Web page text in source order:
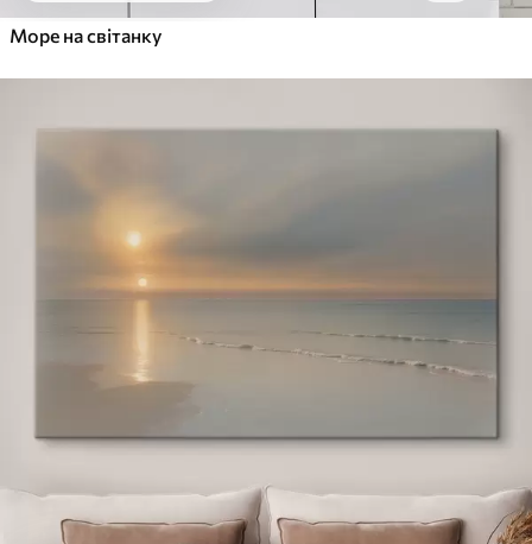
Море на світанку